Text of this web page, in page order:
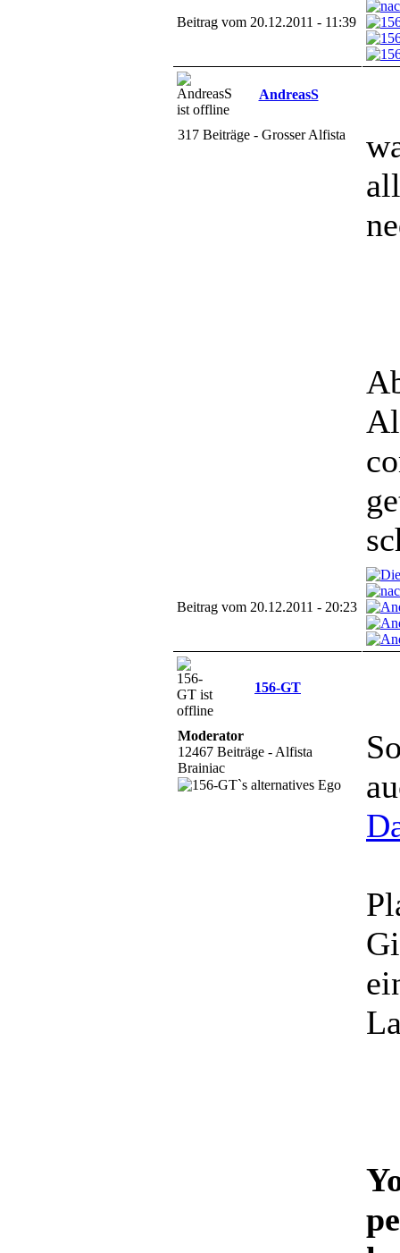
Beitrag vom 20.12.2011 - 11:39
AndreasS
317 Beiträge - Grosser Alfista
Beitrag vom 20.12.2011 - 20:23
156-GT
Moderator
12467 Beiträge - Alfista
Brainiac